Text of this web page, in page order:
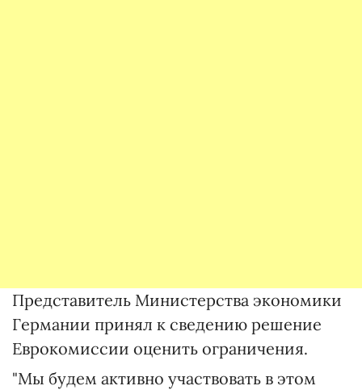
Представитель Министерства экономики
Германии принял к сведению решение
Еврокомиссии оценить ограничения.
"Мы будем активно участвовать в этом